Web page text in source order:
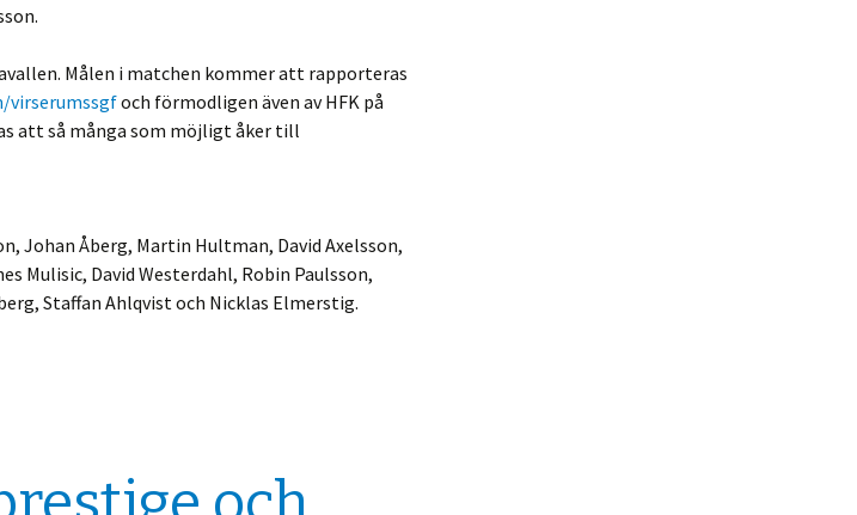
Målen i matchen kommer att rapporteras
virserumssgfoch förmodligen även av HFK på
att så många som möjligt åker till
Johan Åberg, Martin Hultman, David Axelsson,
Mulisic, David Westerdahl, Robin Paulsson,
Staffan Ahlqvist och Nicklas Elmerstig.